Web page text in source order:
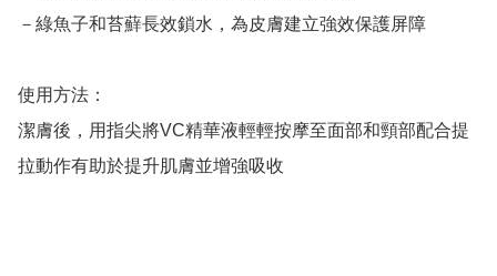
－綠魚子和苔蘚長效鎖水，為皮膚建立強效保護屏障
使用方法：
潔膚後，用指尖將VC精華液輕輕按摩至面部和頸部配合提
拉動作有助於提升肌膚並增強吸收